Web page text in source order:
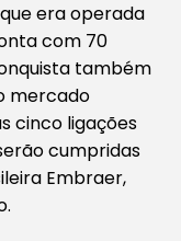
era operada
com 70
também
mercado
cinco ligações
cumpridas
Embraer,